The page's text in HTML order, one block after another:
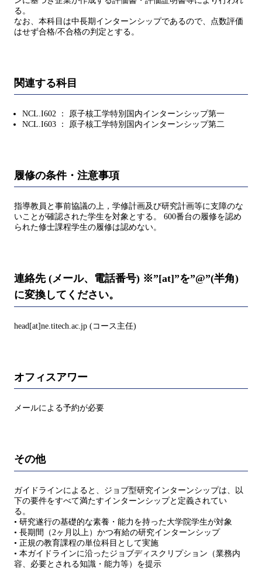
る。
なお、本科目は中長期インターンシップであるので、点数評価
はせず合格/不合格の判定とする。
関連する科目
NCL.I602 ： 原子核工学特別国内インターンシップ第一
NCL.I603 ： 原子核工学特別国内インターンシップ第二
履修の条件・注意事項
指導教員と事前協議の上，学修計画及び研究計画等に支障のな
いことが確認された学生を対象とする。 600番台の履修を認め
られた修士課程学生の履修は認めない。
連絡先 (メール、電話番号) ※”[at]”を”@”(半角)
に変換してください。
head[at]ne.titech.ac.jp (コース主任)
オフィスアワー
メールによる予約が必要
その他
ガイドラインによると、ジョブ型研究インターンシップは、以
下の要件をすべて満たすインターンシップと定義されてい
る。
• 研究遂行の基礎的な素養・能力を持った大学院学生が対象
• 長期間（2ヶ月以上）かつ有給の研究インターンシップ
• 正規の教育課程の単位科目として実施
• 本ガイドラインに沿ったジョブディスクリプション（業務内
容、必要とされる知識・能力等）を提示